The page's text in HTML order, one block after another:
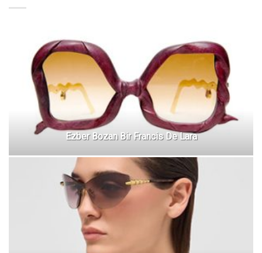
Ezber Bozan Bir Francis De Lara